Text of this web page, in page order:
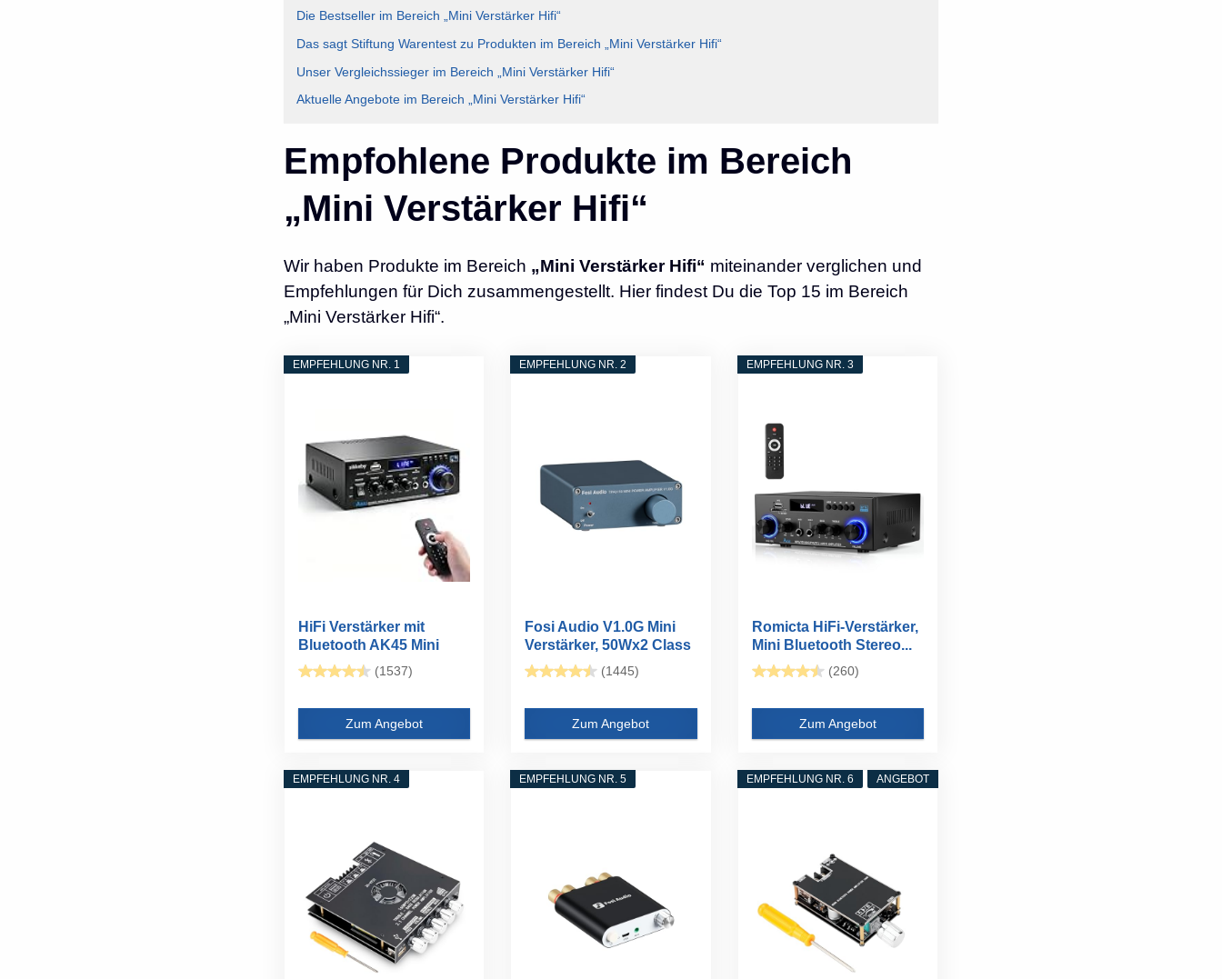
Die Bestseller im Bereich „Mini Verstärker Hifi“
Das sagt Stiftung Warentest zu Produkten im Bereich „Mini Verstärker Hifi“
Unser Vergleichssieger im Bereich „Mini Verstärker Hifi“
Aktuelle Angebote im Bereich „Mini Verstärker Hifi“
Empfohlene Produkte im Bereich
„Mini Verstärker Hifi“
Wir haben Produkte im Bereich „Mini Verstärker Hifi“ miteinander verglichen und
Empfehlungen für Dich zusammengestellt. Hier findest Du die Top 15 im Bereich
„Mini Verstärker Hifi“.
EMPFEHLUNG NR. 1
HiFi Verstärker mit
Bluetooth AK45 Mini
Stereo...
(1537)
Zum Angebot
EMPFEHLUNG NR. 2
Fosi Audio V1.0G Mini
Verstärker, 50Wx2 Class
D...
(1445)
Zum Angebot
EMPFEHLUNG NR. 3
Romicta HiFi-Verstärker,
Mini Bluetooth Stereo...
(260)
Zum Angebot
EMPFEHLUNG NR. 4 EMPFEHLUNG NR. 5 ANGEBOT
EMPFEHLUNG NR. 6